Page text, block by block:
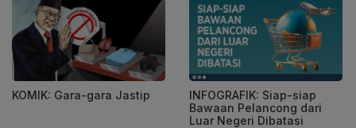
KOMIK: Gara-gara Jastip
INFOGRAFIK: Siap-siap
Bawaan Pelancong dari
Luar Negeri Dibatasi